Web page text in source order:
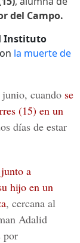
del Campo.
Instituto
la muerte de
cuando se
(15) en un
días de estar
a
hijo en un
, cercana al
Adalid
por